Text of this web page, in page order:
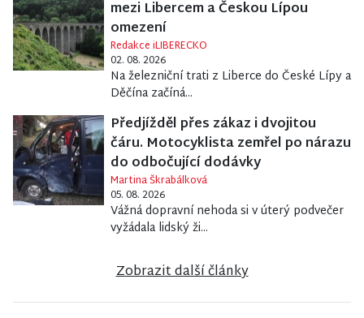
mezi Libercem a Českou Lípou
omezení
Redakce iLIBERECKO
02. 08. 2026
Na železniční trati z Liberce do České Lípy a
Děčína začíná...
Předjížděl přes zákaz i dvojitou
čáru. Motocyklista zemřel po nárazu
do odbočující dodávky
Martina Škrabálková
05. 08. 2026
Vážná dopravní nehoda si v úterý podvečer
vyžádala lidský ži...
Zobrazit další články